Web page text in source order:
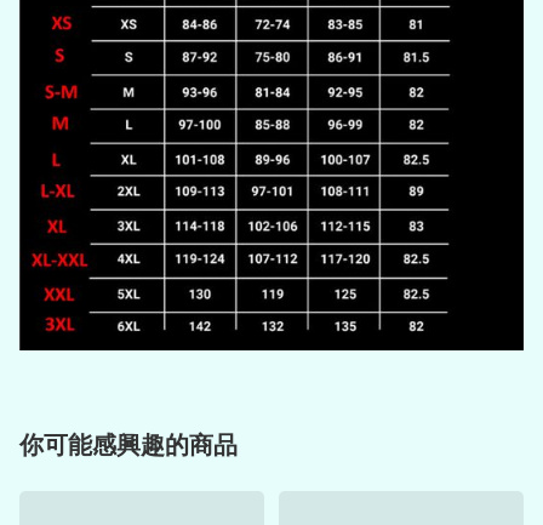
你可能感興趣的商品